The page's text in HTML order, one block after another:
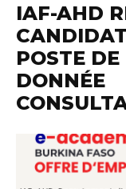
IAF-AHD
POSTE
DONNÉE